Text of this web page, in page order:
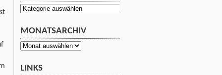
Themen
MONATSARCHIV
Monatsarchiv
LINKS